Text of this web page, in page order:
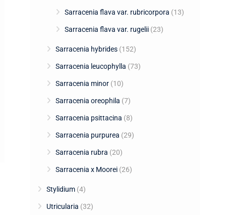
Sarracenia flava var. rubricorpora (13)
Sarracenia flava var. rugelii (23)
Sarracenia hybrides (152)
Sarracenia leucophylla (73)
Sarracenia minor (10)
Sarracenia oreophila (7)
Sarracenia psittacina (8)
Sarracenia purpurea (29)
Sarracenia rubra (20)
Sarracenia x Moorei (26)
Stylidium (4)
Utricularia (32)